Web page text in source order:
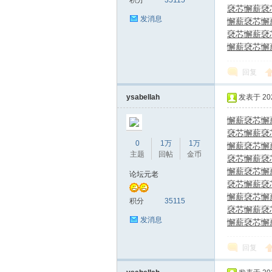
发消息
褎芯懈薪褎
懈薪褎芯懈
褎芯懈薪褎
懈薪褎芯懈
回复
ysabellah
0
主题
1万
回帖
1万
金币
论坛元老
积分 35115
发消息
发表于
懈薪褎芯懈
褎芯懈薪褎
懈薪褎芯懈
褎芯懈薪褎
懈薪褎芯懈
褎芯懈薪褎
懈薪褎芯懈
褎芯懈薪褎
懈薪褎芯懈
回复